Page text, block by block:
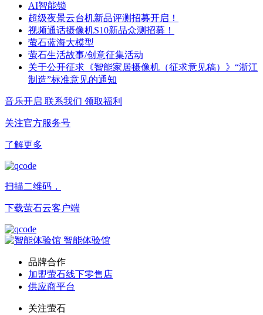
AI智能锁
超级夜景云台机新品评测招募开启！
视频通话摄像机S10新品众测招募！
萤石蓝海大模型
萤石生活故事/创意征集活动
关于公开征求《智能家居摄像机（征求意见稿）》“浙江
制造”标准意见的通知
音乐开启 联系我们 领取福利
关注官方服务号
了解更多
扫描二维码，
下载萤石云客户端
智能体验馆
品牌合作
加盟萤石线下零售店
供应商平台
关注萤石